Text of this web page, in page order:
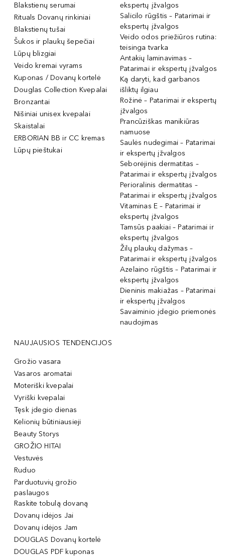
Blakstienų serumai
Rituals Dovanų rinkiniai
Blakstienų tušai
Šukos ir plaukų šepečiai
Lūpų blizgiai
Veido kremai vyrams
Kuponas / Dovanų kortelė
Douglas Collection Kvepalai
Bronzantai
Nišiniai unisex kvepalai
Skaistalai
ERBORIAN BB ir CC kremas
Lūpų pieštukai
ekspertų įžvalgos
Salicilo rūgštis – Patarimai ir
ekspertų įžvalgos
Veido odos priežiūros rutina:
teisinga tvarka
Antakių laminavimas –
Patarimai ir ekspertų įžvalgos
Ką daryti, kad garbanos
išliktų ilgiau
Rožinė – Patarimai ir ekspertų
įžvalgos
Prancūziškas manikiūras
namuose
Saulės nudegimai – Patarimai
ir ekspertų įžvalgos
Seborėjinis dermatitas –
Patarimai ir ekspertų įžvalgos
Perioralinis dermatitas –
Patarimai ir ekspertų įžvalgos
Vitaminas E – Patarimai ir
ekspertų įžvalgos
Tamsūs paakiai – Patarimai ir
ekspertų įžvalgos
Žilų plaukų dažymas –
Patarimai ir ekspertų įžvalgos
Azelaino rūgštis – Patarimai ir
ekspertų įžvalgos
Dieninis makiažas – Patarimai
ir ekspertų įžvalgos
Savaiminio įdegio priemonės
naudojimas
NAUJAUSIOS TENDENCIJOS
Grožio vasara
Vasaros aromatai
Moteriški kvepalai
Vyriški kvepalai
Tęsk įdegio dienas
Kelionių būtiniausieji
Beauty Storys
GROŽIO HITAI
Vestuvės
Ruduo
Parduotuvių grožio
paslaugos
Raskite tobulą dovaną
Dovanų idėjos Jai
Dovanų idėjos Jam
DOUGLAS Dovanų kortelė
DOUGLAS PDF kuponas